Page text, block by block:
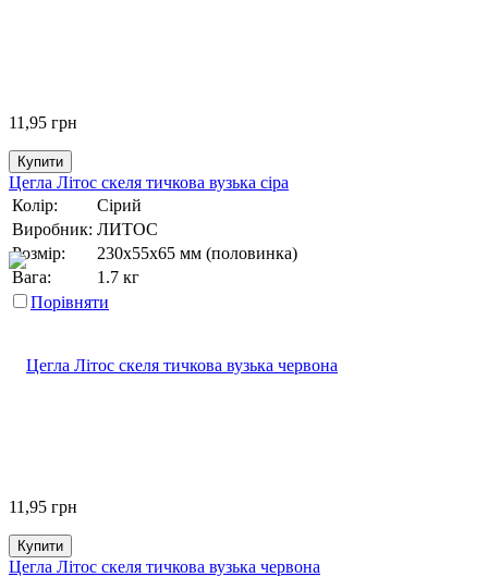
11,95 грн
Купити
Цегла Літос скеля тичкова вузька сіра
Колір:
Сірий
Виробник: ЛИТОС
Розмір:
230х55х65 мм (половинка)
Вага:
1.7 кг
Порівняти
11,95 грн
Купити
Цегла Літос скеля тичкова вузька червона